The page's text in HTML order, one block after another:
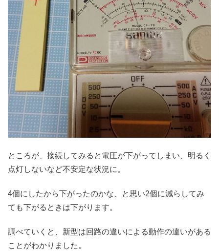
ところが、接続してみると電圧が下がってしまい、明るく
点灯しないなど不安定な状況に。
4個にしたから下がったのかな、と思い2個に減らしてみ
ても下がるときは下がります。
調べていくと、新型は回路の違いによる動作の違いがある
ことがわかりました。